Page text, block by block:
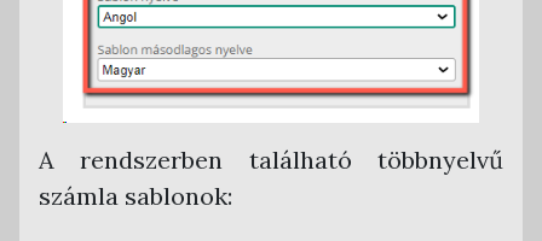
A rendszerben található többnyelvű
számla sablonok: